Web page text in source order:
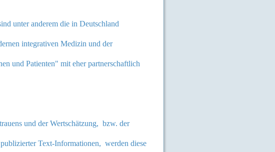
unter anderem die in Deutschland
integrativen Medizin und der
und Patienten" mit eher partnerschaftlich
und der Wertschätzung, bzw. der
Text-Informationen, werden diese